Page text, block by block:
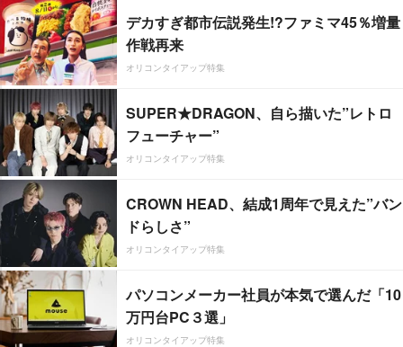
デカすぎ都市伝説発生!?ファミマ45％増量
作戦再来
オリコンタイアップ特集
SUPER★DRAGON、自ら描いた”レトロ
フューチャー”
オリコンタイアップ特集
CROWN HEAD、結成1周年で見えた”バン
ドらしさ”
オリコンタイアップ特集
パソコンメーカー社員が本気で選んだ「10
万円台PC３選」
オリコンタイアップ特集